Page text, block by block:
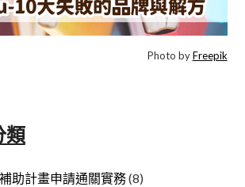
Photo byFreepik
類
補助計畫申請通關實務(8)